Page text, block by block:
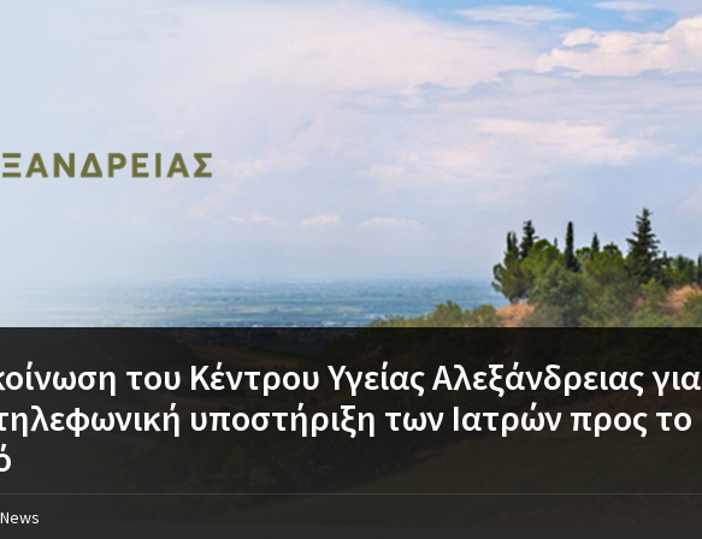
του Κέντρου Υγείας Αλεξάνδρειας για
υποστήριξη των Ιατρών προς το
News